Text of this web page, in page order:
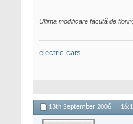
Ultima modificare făcută de
electric cars
13th September 2006,